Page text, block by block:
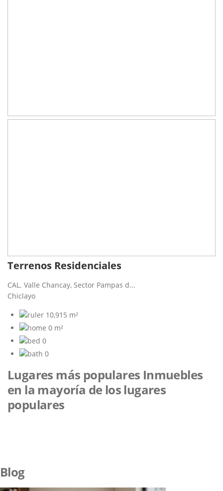
Terrenos Residenciales
CAL. Valle Chancay, Sector Pampas d...
Chiclayo
10,915 m²
0 m²
0
0
Lugares más populares Inmuebles
en la mayoría de los lugares
populares
Blog